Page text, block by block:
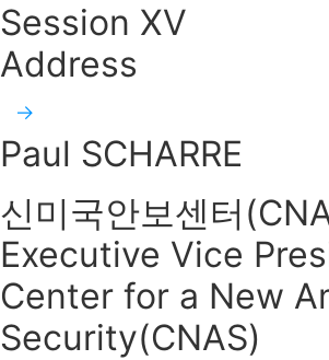
Session XV
Address
Paul SCHARRE
신미국안보센터
Executive Vice
Center for a New
Security(CNAS)